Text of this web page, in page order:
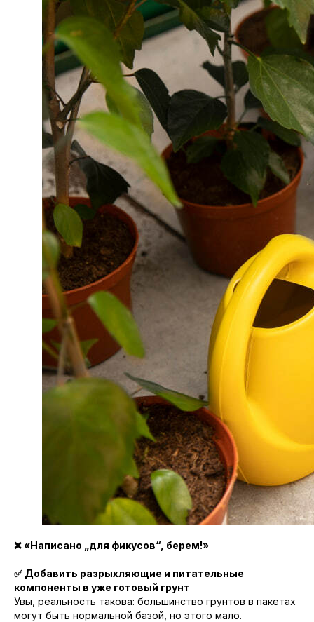
❌ «Написано „для фикусов“, берем!»
✅ Добавить разрыхляющие и питательные
компоненты в уже готовый грунт
Увы, реальность такова: большинство грунтов в пакетах
могут быть нормальной базой, но этого мало.